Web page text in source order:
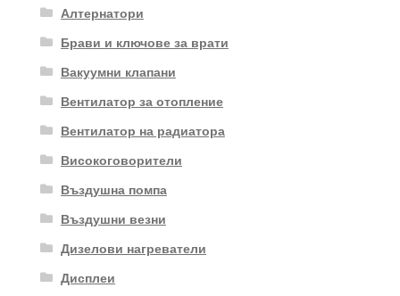
Алтернатори
Брави и ключове за врати
Вакуумни клапани
Вентилатор за отопление
Вентилатор на радиатора
Високоговорители
Въздушна помпа
Въздушни везни
Дизелови нагреватели
Дисплеи